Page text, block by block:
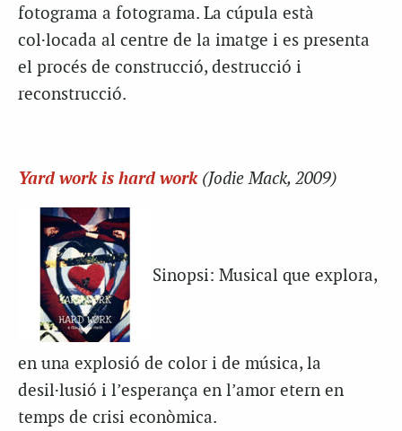
fotograma a fotograma. La cúpula està
col·locada al centre de la imatge i es presenta
el procés de construcció, destrucció i
reconstrucció.
Yard work is hard work (Jodie Mack, 2009)
Sinopsi: Musical que explora,
en una explosió de color i de música, la
desil·lusió i l’esperança en l’amor etern en
temps de crisi econòmica.